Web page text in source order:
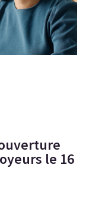
le 16